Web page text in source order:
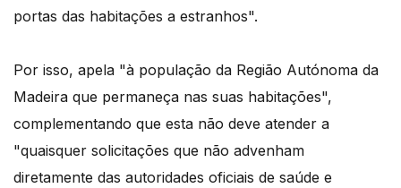
portas das habitações a estranhos".
Por isso, apela "à população da Região Autónoma da
Madeira que permaneça nas suas habitações",
complementando que esta não deve atender a
"quaisquer solicitações que não advenham
diretamente das autoridades oficiais de saúde e